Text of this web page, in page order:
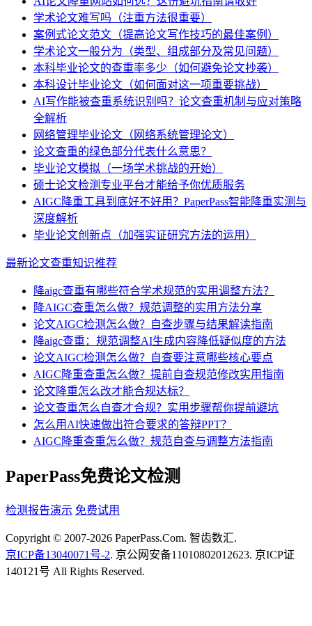
学术论文难写吗（注重方法很重要）
案例式论文范文（提高论文写作技巧的最佳案例）
学术论文一般分为（类型、组成部分及常见问题）
本科毕业论文的查重率多少（如何避免论文抄袭）
本科设计毕业论文（如何面对这一项重要挑战）
AI写作能被查重系统识别吗？论文查重机制与应对策略
全解析
网络管理毕业论文（网络系统管理论文）
论文查重的绿色部分代表什么意思？
毕业论文模拟（一场学术挑战的开始）
硕士论文检测专业平台才能给予你优质服务
AIGC降重工具到底好不好用？PaperPass智能降重实测与
深度解析
毕业论文创新点（加强实证研究方法的运用）
最新论文查重知识推荐
降aigc查重有哪些符合学术规范的实用调整方法？
降AIGC查重怎么做？规范调整的实用方法分享
论文AIGC检测怎么做？自查步骤与结果解读指南
降aigc查重：规范调整AI生成内容降低疑似度的方法
论文AIGC检测怎么做？自查要注意哪些核心要点
AIGC降重查重怎么做？提前自查规范修改实用指南
论文降重怎么改才能合规达标？
论文查重怎么自查才合规？实用步骤帮你提前避坑
怎么用AI快速做出符合要求的答辩PPT？
AIGC降重查重怎么做？规范自查与调整方法指南
PaperPass免费论文检测
检测报告演示 免费试用
Copyright © 2007-2026 PaperPass.Com. 智齿数汇.
京ICP备13040071号-2. 京公网安备11010802012623. 京ICP证
140121号 All Rights Reserved.